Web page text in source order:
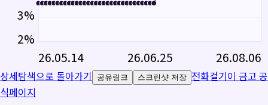
3%
2%
26.05.14 26.06.25 26.08.06
상세탐색으로 돌아가기 공유링크 스크린샷 저장 전화걸기이 금고 공
식페이지